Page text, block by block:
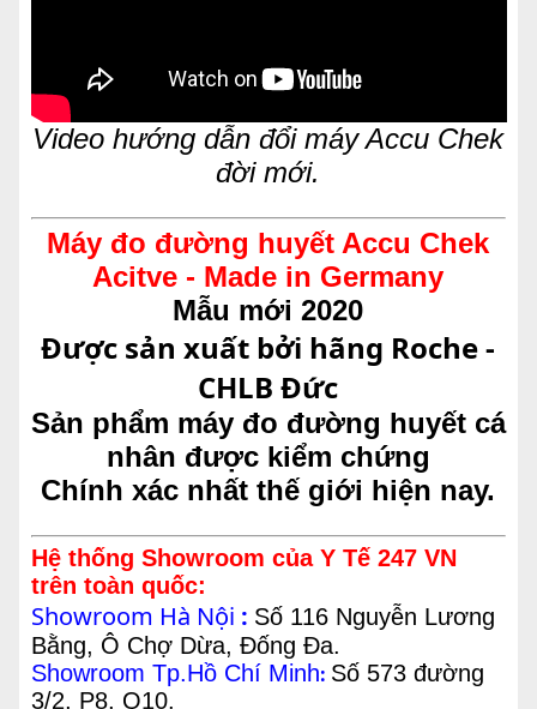
Video hướng dẫn đổi máy Accu Chek
đời mới.
Máy đo đường huyết Accu Chek
Acitve - Made in Germany
Mẫu mới 2020
Được sản xuất bởi hãng Roche -
CHLB Đức
Sản phẩm máy đo đường huyết cá
nhân được kiểm chứng
Chính xác nhất thế giới hiện nay.
Hệ thống Showroom của Y Tế 247 VN
trên toàn quốc:
Showroom Hà Nội : Số 116 Nguyễn Lương
Bằng, Ô Chợ Dừa, Đống Đa.
Showroom Tp.Hồ Chí Minh: Số 573 đường
3/2, P8, Q10.